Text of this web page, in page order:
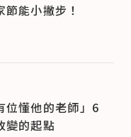
能小撇步！
位懂他的老師」6
變的起點